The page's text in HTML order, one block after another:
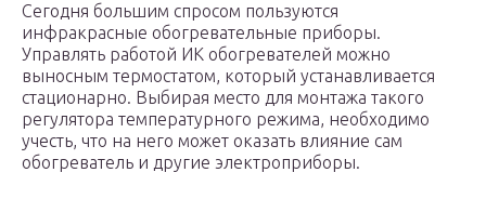
Сегодня большим спросом пользуются
инфракрасные обогревательные приборы.
Управлять работой ИК обогревателей можно
выносным термостатом, который устанавливается
стационарно. Выбирая место для монтажа такого
регулятора температурного режима, необходимо
учесть, что на него может оказать влияние сам
обогреватель и другие электроприборы.